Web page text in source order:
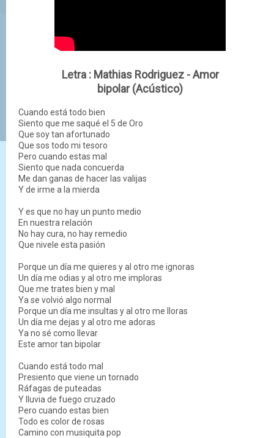
Letra : Mathias Rodriguez - Amor
bipolar (Acústico)
Cuando está todo bien
Siento que me saqué el 5 de Oro
Que soy tan afortunado
Que sos todo mi tesoro
Pero cuando estas mal
Siento que nada concuerda
Me dan ganas de hacer las valijas
Y de irme a la mierda
Y es que no hay un punto medio
En nuestra relación
No hay cura, no hay remedio
Que nivele esta pasión
Porque un día me quieres y al otro me ignoras
Un día me odias y al otro me imploras
Que me trates bien y mal
Ya se volvió algo normal
Porque un día me insultas y al otro me lloras
Un día me dejas y al otro me adoras
Ya no sé como llevar
Este amor tan bipolar
Cuando está todo mal
Presiento que viene un tornado
Ráfagas de puteadas
Y lluvia de fuego cruzado
Pero cuando estas bien
Todo es color de rosas
Camino con musiquita pop